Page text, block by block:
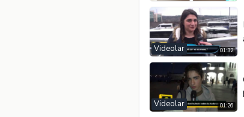
01:32
Videolar
01:26
Videolar